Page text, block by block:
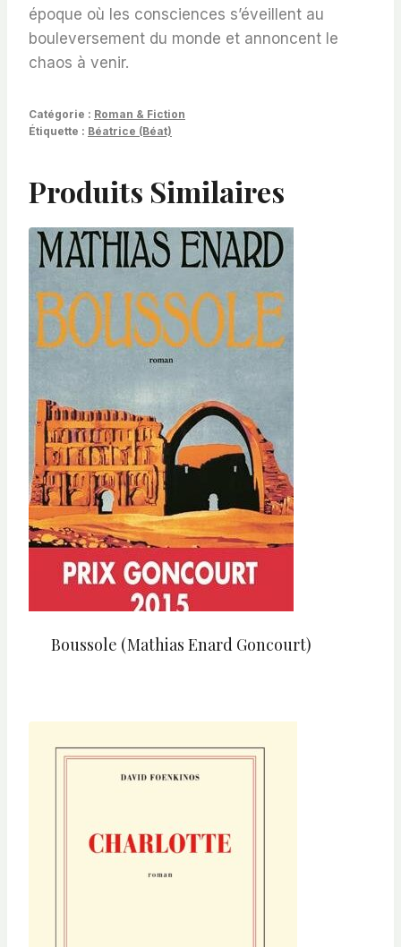
époque où les consciences s’éveillent au
bouleversement du monde et annoncent le
chaos à venir.
Catégorie : Roman & Fiction
Étiquette : Béatrice (Béat)
Produits Similaires
Boussole (Mathias Enard Goncourt)